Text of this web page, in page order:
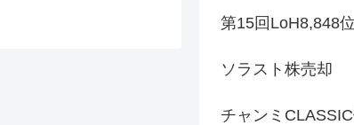
第15回LoH8,848位
ソラスト株売却
チャンミ